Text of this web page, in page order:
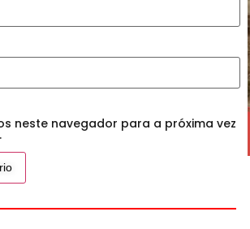
neste navegador para a próxima vez